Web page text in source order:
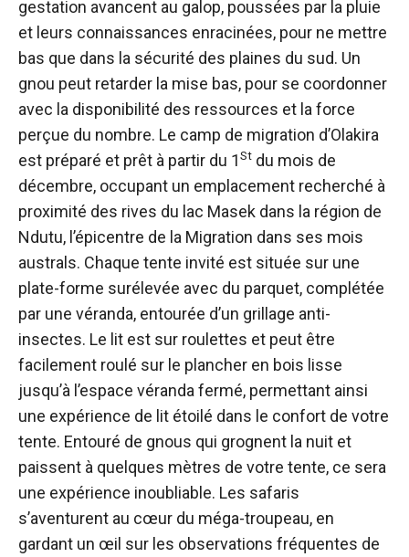
gestation avancent au galop, poussées par la pluie
et leurs connaissances enracinées, pour ne mettre
bas que dans la sécurité des plaines du sud. Un
gnou peut retarder la mise bas, pour se coordonner
avec la disponibilité des ressources et la force
perçue du nombre. Le camp de migration d’Olakira
est préparé et prêt à partir du 1St du mois de
décembre, occupant un emplacement recherché à
proximité des rives du lac Masek dans la région de
Ndutu, l’épicentre de la Migration dans ses mois
australs. Chaque tente invité est située sur une
plate-forme surélevée avec du parquet, complétée
par une véranda, entourée d’un grillage anti-
insectes. Le lit est sur roulettes et peut être
facilement roulé sur le plancher en bois lisse
jusqu’à l’espace véranda fermé, permettant ainsi
une expérience de lit étoilé dans le confort de votre
tente. Entouré de gnous qui grognent la nuit et
paissent à quelques mètres de votre tente, ce sera
une expérience inoubliable. Les safaris
s’aventurent au cœur du méga-troupeau, en
gardant un œil sur les observations fréquentes de